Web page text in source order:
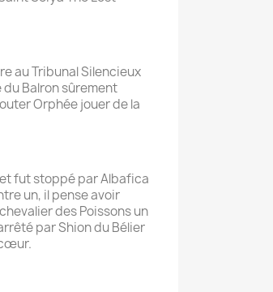
au Tribunal Silencieux
Balron sûrement
Orphée jouer de la
fut stoppé par Albafica
un, il pense avoir
des Poissons un
par Shion du Bélier